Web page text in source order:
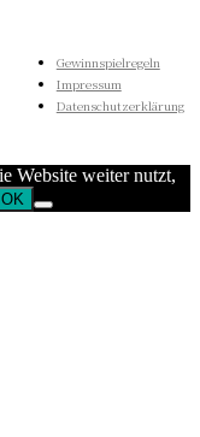
Gewinnspielregeln
Impressum
Datenschutzerklärung
Website weiter nutzt,
OK